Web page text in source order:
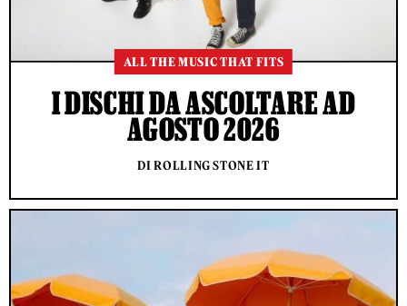
ALL THE MUSIC THAT FITS
I DISCHI DA ASCOLTARE AD
AGOSTO 2026
DI ROLLING STONE IT